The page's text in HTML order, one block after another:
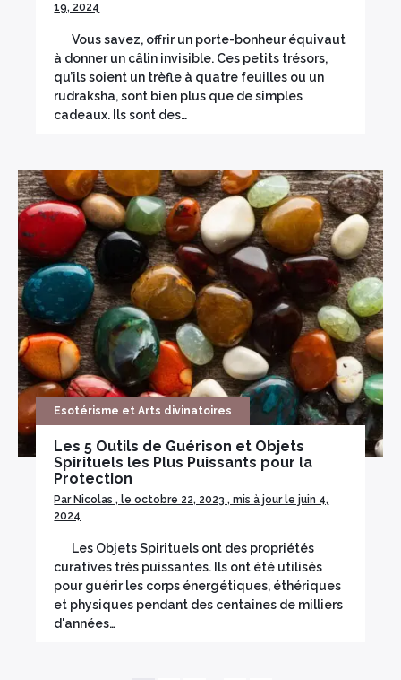
19, 2024
Vous savez, offrir un porte-bonheur équivaut
à donner un câlin invisible. Ces petits trésors,
qu’ils soient un trèfle à quatre feuilles ou un
rudraksha, sont bien plus que de simples
cadeaux. Ils sont des…
Esotérisme et Arts divinatoires
Les 5 Outils de Guérison et Objets
Spirituels les Plus Puissants pour la
Protection
Par Nicolas , le octobre 22, 2023 , mis à jour le juin 4,
2024
Les Objets Spirituels ont des propriétés
curatives très puissantes. Ils ont été utilisés
pour guérir les corps énergétiques, éthériques
et physiques pendant des centaines de milliers
d'années…